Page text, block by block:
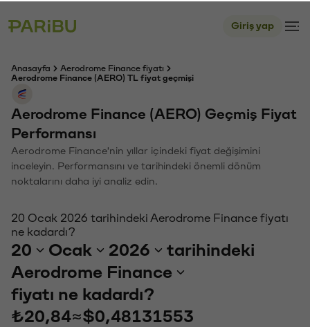
Giriş yap
Anasayfa
Aerodrome Finance fiyatı
Aerodrome Finance (AERO) TL fiyat geçmişi
Aerodrome Finance (AERO) Geçmiş Fiyat
Performansı
Aerodrome Finance'nin yıllar içindeki fiyat değişimini
inceleyin. Performansını ve tarihindeki önemli dönüm
noktalarını daha iyi analiz edin.
20 Ocak 2026 tarihindeki Aerodrome Finance fiyatı
ne kadardı?
20 Ocak 2026
tarihindeki
Aerodrome Finance
fiyatı ne kadardı?
₺20,84≈$0,48131553